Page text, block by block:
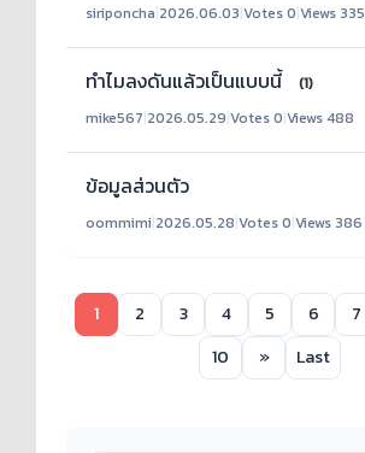
siriponcha|2026.06.03|Votes 0|Views 335
ทำไมลงดันแล้วเป็นแบบนี้
(1)
mike567|2026.05.29|Votes 0|Views 488
ข้อมูลส่วนตัว
oommimi|2026.05.28|Votes 0|Views 386
1 2 3 4 5 6 7
10
» Last